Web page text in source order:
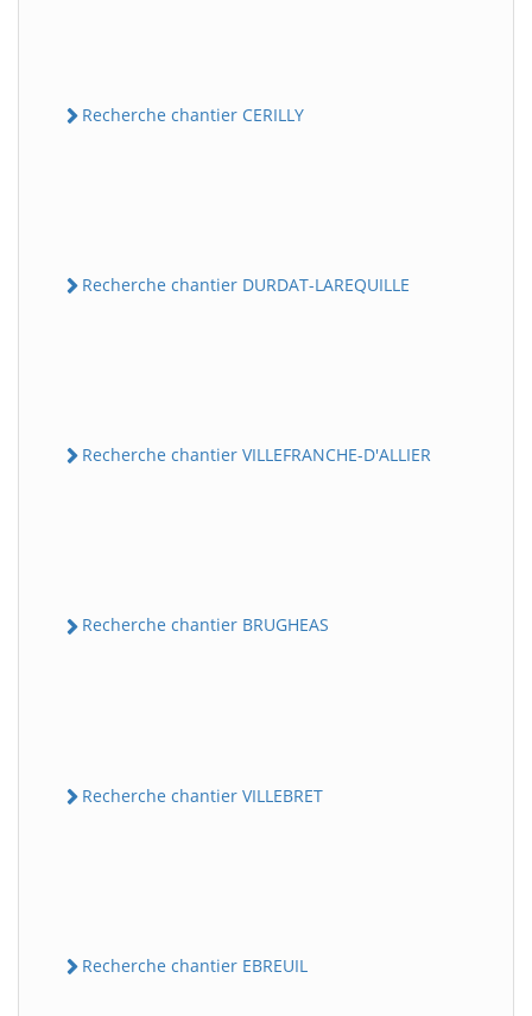
Recherche chantier CERILLY
Recherche chantier DURDAT-LAREQUILLE
Recherche chantier VILLEFRANCHE-D'ALLIER
Recherche chantier BRUGHEAS
Recherche chantier VILLEBRET
Recherche chantier EBREUIL